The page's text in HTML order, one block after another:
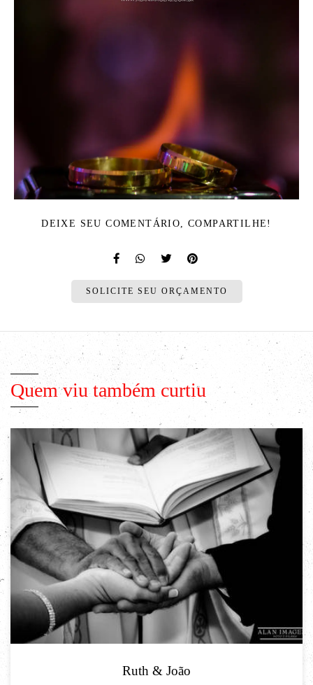
DEIXE SEU COMENTÁRIO, COMPARTILHE!
SOLICITE SEU ORÇAMENTO
Quem viu também curtiu
Ruth & João